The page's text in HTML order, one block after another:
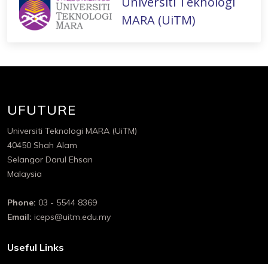
MARA (UiTM)
UFUTURE
Universiti Teknologi MARA (UiTM)
40450 Shah Alam
Selangor Darul Ehsan
Malaysia
Phone: 03 - 5544 8369
Email: iceps@uitm.edu.my
Useful Links